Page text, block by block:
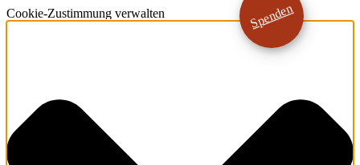
Cookie-Zustimmung verwalten Spenden